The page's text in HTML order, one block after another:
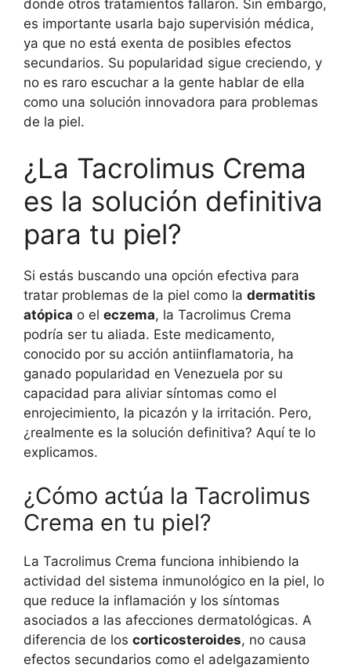
donde otros tratamientos fallaron. Sin embargo,
es importante usarla bajo supervisión médica,
ya que no está exenta de posibles efectos
secundarios. Su popularidad sigue creciendo, y
no es raro escuchar a la gente hablar de ella
como una solución innovadora para problemas
de la piel.
¿La Tacrolimus Crema
es la solución definitiva
para tu piel?
Si estás buscando una opción efectiva para
tratar problemas de la piel como la dermatitis
atópica o el eczema, la Tacrolimus Crema
podría ser tu aliada. Este medicamento,
conocido por su acción antiinflamatoria, ha
ganado popularidad en Venezuela por su
capacidad para aliviar síntomas como el
enrojecimiento, la picazón y la irritación. Pero,
¿realmente es la solución definitiva? Aquí te lo
explicamos.
¿Cómo actúa la Tacrolimus
Crema en tu piel?
La Tacrolimus Crema funciona inhibiendo la
actividad del sistema inmunológico en la piel, lo
que reduce la inflamación y los síntomas
asociados a las afecciones dermatológicas. A
diferencia de los corticosteroides, no causa
efectos secundarios como el adelgazamiento